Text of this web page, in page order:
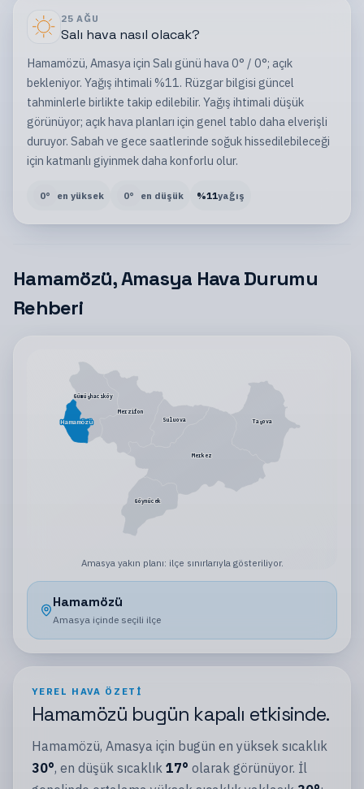
25 AĞU
Salı hava nasıl olacak?
Hamamözü, Amasya için Salı günü hava 0° / 0°; açık
bekleniyor. Yağış ihtimali %11. Rüzgar bilgisi güncel
tahminlerle birlikte takip edilebilir. Yağış ihtimali düşük
görünüyor; açık hava planları için genel tablo daha elverişli
duruyor. Sabah ve gece saatlerinde soğuk hissedilebileceği
için katmanlı giyinmek daha konforlu olur.
0° en yüksek 0° en düşük %11yağış
Hamamözü, Amasya Hava Durumu
Rehberi
Merkez
Göynücek
Gümüşhacıköy
Merzifon
Suluova
Taşova
Hamamözü
Amasyayakın planı: ilçe sınırlarıyla gösteriliyor.
Hamamözü
Amasya içinde seçili ilçe
YEREL HAVA ÖZETI
Hamamözü bugün kapalı etkisinde.
Hamamözü, Amasyaiçin bugün en yüksek sıcaklık
30°, en düşük sıcaklık 17° olarak görünüyor. İl